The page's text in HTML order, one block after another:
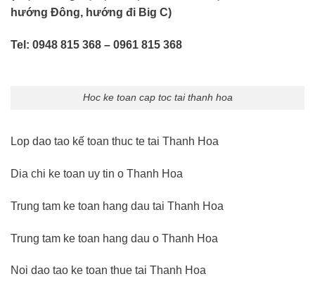
hướng Đông, hướng đi Big C)
Tel: 0948 815 368 – 0961 815 368
Hoc ke toan cap toc tai thanh hoa
Lop dao tao kế toan thuc te tai Thanh Hoa
Dia chi ke toan uy tin o Thanh Hoa
Trung tam ke toan hang dau tai Thanh Hoa
Trung tam ke toan hang dau o Thanh Hoa
Noi dao tao ke toan thue tai Thanh Hoa